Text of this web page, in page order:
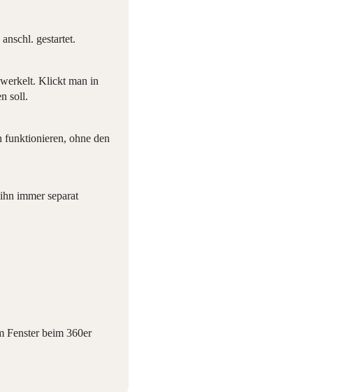
gestartet.
werkelt. Klickt man in
soll.
funktionieren, ohne den
immer separat
Fenster beim 360er